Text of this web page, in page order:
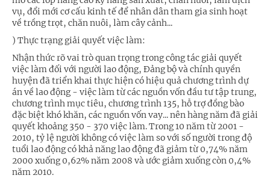
vụ, đổi mới cơ cấu kinh tế để nhân dân tham gia sinh hoạt
về trồng trọt, chăn nuôi, làm cây cảnh...
) Thực trạng giải quyết việc làm:
Nhận thức rõ vai trò quan trọng trong công tác giải quyết
việc làm đối với người lao động, Đảng bộ và chính quyền
huyện đã triển khai thực hiện có hiệu quả chương trình dự
án về lao động - việc làm từ các nguồn vốn đầu tư tập trung,
chương trình mục tiêu, chương trình 135, hỗ trợ đồng bào
đặc biệt khó khăn, các nguồn vốn vay... nên hàng năm đã giải
quyết khoảng 350 - 370 việc làm. Trong 10 năm từ 2001 -
2010, tỷ lệ người không có việc làm so với số người trong độ
tuổi lao động có khả năng lao động đã giảm từ 0,74% năm
2000 xuống 0,62% năm 2008 và ước giảm xuống còn 0,4%
năm 2010.